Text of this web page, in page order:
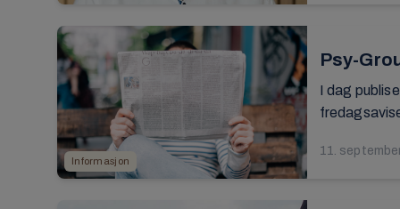
Informasjon
Psy-
I dag
11.